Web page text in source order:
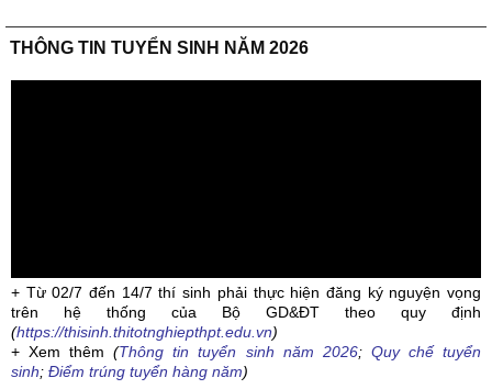
THÔNG TIN TUYỂN SINH NĂM 2026
+ Từ 02/7 đến 14/7 thí sinh phải thực hiện đăng ký nguyện vọng
trên hệ thống của Bộ GD&ĐT theo quy định
(https://thisinh.thitotnghiepthpt.edu.vn)
+ Xem thêm(Thông tin tuyển sinh năm 2026; Quy chế tuyển
sinh; Điểm trúng tuyển hàng năm)